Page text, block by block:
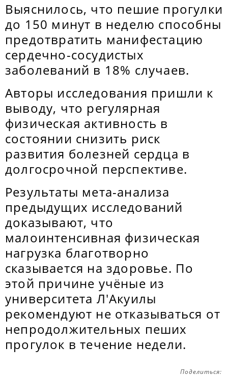
Выяснилось, что пешие прогулки
до 150 минут в неделю способны
предотвратить манифестацию
сердечно-сосудистых
заболеваний в 18% случаев.
Авторы исследования пришли к
выводу, что регулярная
физическая активность в
состоянии снизить риск
развития болезней сердца в
долгосрочной перспективе.
Результаты мета-анализа
предыдущих исследований
доказывают, что
малоинтенсивная физическая
нагрузка благотворно
сказывается на здоровье. По
этой причине учёные из
университета Л'Акуилы
рекомендуют не отказываться от
непродолжительных пеших
прогулок в течение недели.
Поделиться: